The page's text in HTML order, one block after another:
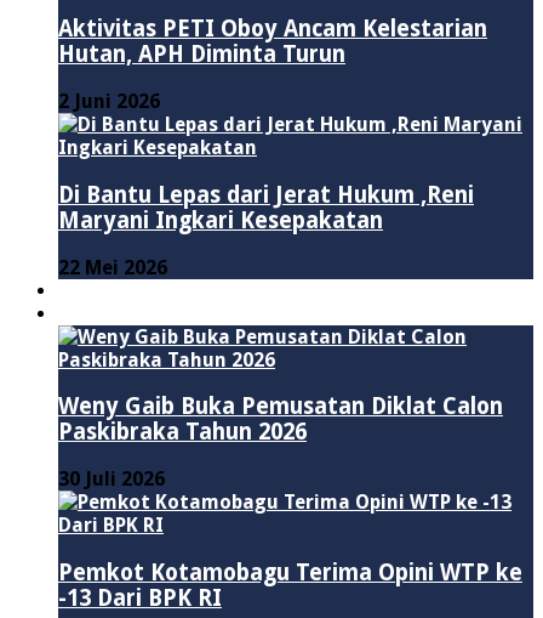
Aktivitas PETI Oboy Ancam Kelestarian
Hutan, APH Diminta Turun
2 Juni 2026
Di Bantu Lepas dari Jerat Hukum ,Reni
Maryani Ingkari Kesepakatan
22 Mei 2026
Weny Gaib Buka Pemusatan Diklat Calon
Paskibraka Tahun 2026
30 Juli 2026
Pemkot Kotamobagu Terima Opini WTP ke
-13 Dari BPK RI